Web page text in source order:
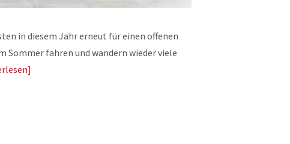
in diesem Jahr erneut für einen offenen
Sommer fahren und wandern wieder viele